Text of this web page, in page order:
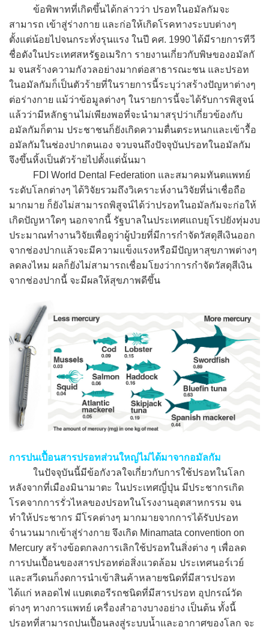
ข้อพิพาทที่เกิดขึ้นได้กล่าวว่า ปรอทในอมัลกัมจะ
สามารถ เข้าสู่ร่างกาย และก่อให้เกิดโรคทางระบบต่างๆ
ตั้งแต่น้อยไปจนกระทั่งรุนแรง ในปี คศ. 1990 ได้มีรายการทีวี
ชื่อดังในประเทศสหรัฐอเมริกา รายงานเกี่ยวกับพิษของอมัลกั
ม จนสร้างความกังวลอย่างมากต่อสาธารณะชน และปรอท
ในอมัลกัมก็เป็นตัวร้ายที่ในรายการนี้ระบุว่าสร้างปัญหาต่างๆ
ต่อร่างกาย แม้ว่าข้อมูลต่างๆ ในรายการนี้จะได้รับการพิสูจน์
แล้วว่ามีหลักฐานไม่เพียงพอที่จะนำมาสรุปว่าเกี่ยวข้องกับ
อมัลกัมก็ตาม ประชาชนก็ยังเกิดความตื่นตระหนกและเข้ารื้อ
อมัลกัมในช่องปากตนเอง จวบจนถึงปัจจุบันปรอทในอมัลกัม
จึงขึ้นหิ้งเป็นตัวร้ายไปตั้งแต่นั้นมา
FDI World Dental Federation และสมาคมทันตแพทย์
ระดับโลกต่างๆ ได้วิจัยรวมถึงวิเคราะห์งานวิจัยที่น่าเชื่อถือ
มากมาย ก็ยังไม่สามารถพิสูจน์ได้ว่าปรอทในอมัลกัมจะก่อให้
เกิดปัญหาใดๆ นอกจากนี้ รัฐบาลในประเทศแถบยุโรปยังทุ่มงบ
ประมาณทำงานวิจัยเพื่อดูว่าผู้ป่วยที่มีการกำจัดวัสดุสีเงินออก
จากช่องปากแล้วจะมีความแข็งแรงหรือมีปัญหาสุขภาพต่างๆ
ลดลงไหม ผลก็ยังไม่สามารถเชื่อมโยงว่าการกำจัดวัสดุสีเงิน
จากช่องปากนี้ จะมีผลให้สุขภาพดีขึ้น
การปนเปื้อนสารปรอทส่วนใหญ่ไม่ได้มาจากอมัลกัม
ในปัจจุบันนี้มีข้อกังวลใจเกี่ยวกับการใช้ปรอทในโลก
หลังจากที่เมืองมินามาตะ ในประเทศญี่ปุ่น มีประชากรเกิด
โรคจากการรั่วไหลของปรอทในโรงงานอุตสาหกรรม จน
ทำให้ประชากร มีโรคต่างๆ มากมายจากการได้รับปรอท
จำนวนมากเข้าสู่ร่างกาย จึงเกิด Minamata convention on
Mercury สร้างข้อตกลงการเลิกใช้ปรอทในสิ่งต่าง ๆ เพื่อลด
การปนเปื้อนของสารปรอทต่อสิ่งแวดล้อม ประเทศนอร์เวย์
และสวีเดนก็งดการนำเข้าสินค้าหลายชนิดที่มีสารปรอท
ได้แก่ หลอดไฟ แบตเตอรีรถชนิดที่มีสารปรอท อุปกรณ์วัด
ต่างๆ ทางการแพทย์ เครื่องสำอางบางอย่าง เป็นต้น ทั้งนี้
ปรอทที่สามารถปนเปื้อนลงสู่ระบบน้ำและอากาศของโลก จะ